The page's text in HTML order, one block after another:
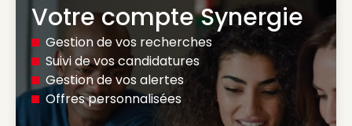
Votre compte Synergie
Gestion de vos recherches
Suivi de vos candidatures
Gestion de vos alertes
Offres personnalisées